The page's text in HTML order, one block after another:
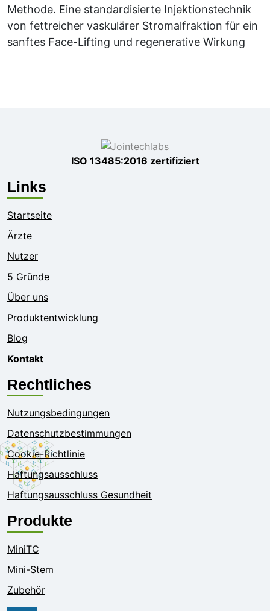
Methode. Eine standardisierte Injektionstechnik
von fettreicher vaskulärer Stromalfraktion für ein
sanftes Face-Lifting und regenerative Wirkung
ISO 13485:2016 zertifiziert
Links
Startseite
Ärzte
Nutzer
5 Gründe
Über uns
Produktentwicklung
Blog
Kontakt
Rechtliches
Nutzungsbedingungen
Datenschutzbestimmungen
Cookie-Richtlinie
Haftungsausschluss
Haftungsausschluss Gesundheit
Produkte
MiniTC
Mini-Stem
Zubehör